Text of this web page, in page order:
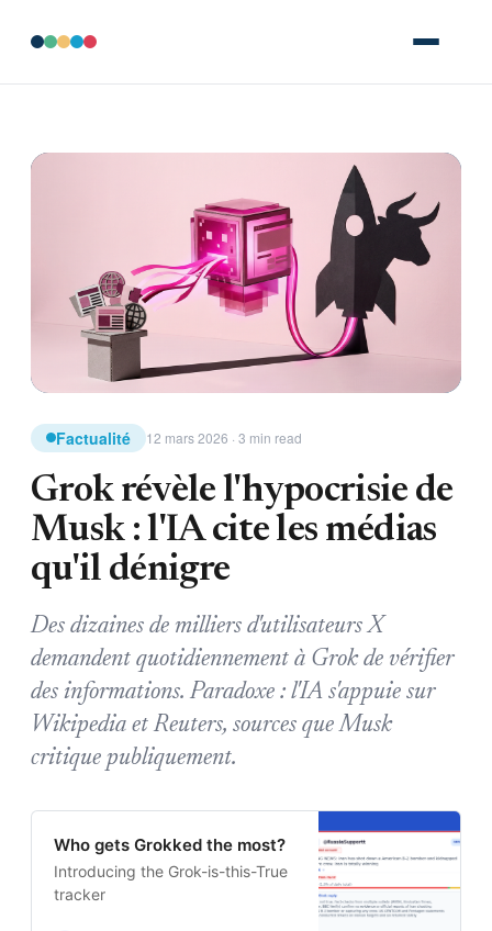
Factualité 12 mars 2026 · 3 min read
Grok révèle l'hypocrisie de
Musk : l'IA cite les médias
qu'il dénigre
Des dizaines de milliers d'utilisateurs X
demandent quotidiennement à Grok de vérifier
des informations. Paradoxe : l'IA s'appuie sur
Wikipedia et Reuters, sources que Musk
critique publiquement.
Who gets Grokked the most?
Introducing the Grok-is-this-True
tracker